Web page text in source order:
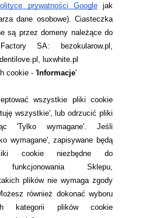
prywatności Googlejak
dane osobowe). Ciasteczka
są przez domeny należące do
SA: bezokularow.pl,
luxwhite.pl
cookie - 'Informacje'
wszystkie pliki cookie
wszystkie', lub odrzucić pliki
'Tylko wymagane'. Jeśli
wymagane', zapisywane będą
cookie niezbędne do
funkcjonowania Sklepu,
plików nie wymaga zgody
również dokonać wyboru
kategorii plików cookie
umowy)
NA CIASTECZKA